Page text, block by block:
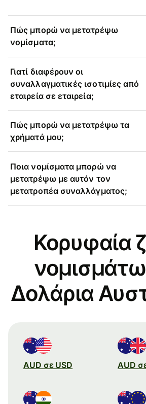
Πώς μπορώ να μετατρέψω
νομίσματα;
Γιατί διαφέρουν οι
συναλλαγματικές ισοτιμίες από
εταιρεία σε εταιρεία;
Πώς μπορώ να μετατρέψω τα
χρήματά μου;
Ποια νομίσματα μπορώ να
μετατρέψω με αυτόν τον
μετατροπέα συναλλάγματος;
Κορυφαία
Δολάρια
AUD σε USD AUD